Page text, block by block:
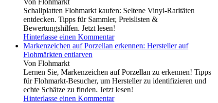
Schallplatten Flohmarkt kaufen: Seltene Vinyl-Raritäten
entdecken. Tipps für Sammler, Preislisten &
Bewertungshilfen. Jetzt lesen!
Hinterlasse einen Kommentar
Markenzeichen auf Porzellan erkennen: Hersteller auf
Flohmärkten entlarven
Von Flohmarkt
Lernen Sie, Markenzeichen auf Porzellan zu erkennen! Tipps
für Flohmarkt-Besucher, um Hersteller zu identifizieren und
echte Schätze zu finden. Jetzt lesen!
Hinterlasse einen Kommentar